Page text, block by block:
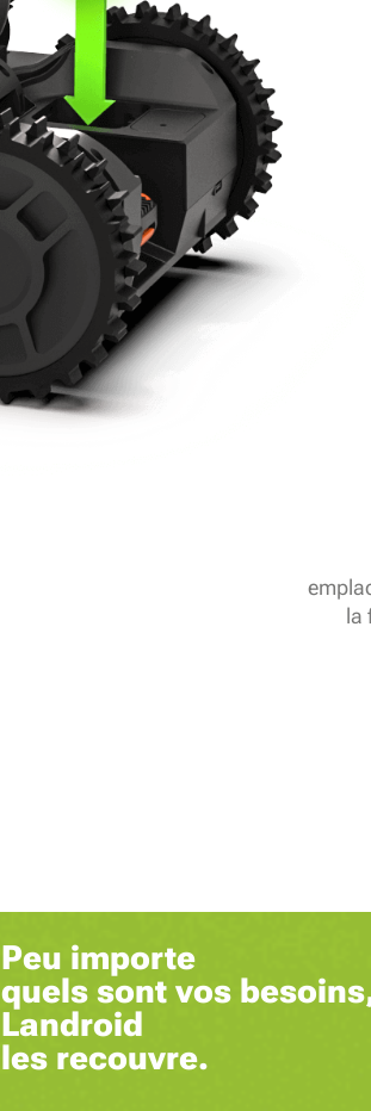
la
Peu importe
quels sont vos
Landroid
les recouvre.